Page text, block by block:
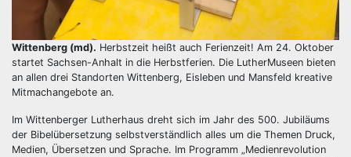
Wittenberg (md). Herbstzeit heißt auch Ferienzeit! Am 24. Oktober
startet Sachsen-Anhalt in die Herbstferien. Die LutherMuseen bieten
an allen drei Standorten Wittenberg, Eisleben und Mansfeld kreative
Mitmachangebote an.
Im Wittenberger Lutherhaus dreht sich im Jahr des 500. Jubiläums
der Bibelübersetzung selbstverständlich alles um die Themen Druck,
Medien, Übersetzen und Sprache. Im Programm „Medienrevolution